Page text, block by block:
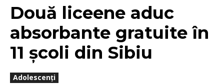
Două liceene aduc
absorbante gratuite în
11 școli din Sibiu
Adolescenți